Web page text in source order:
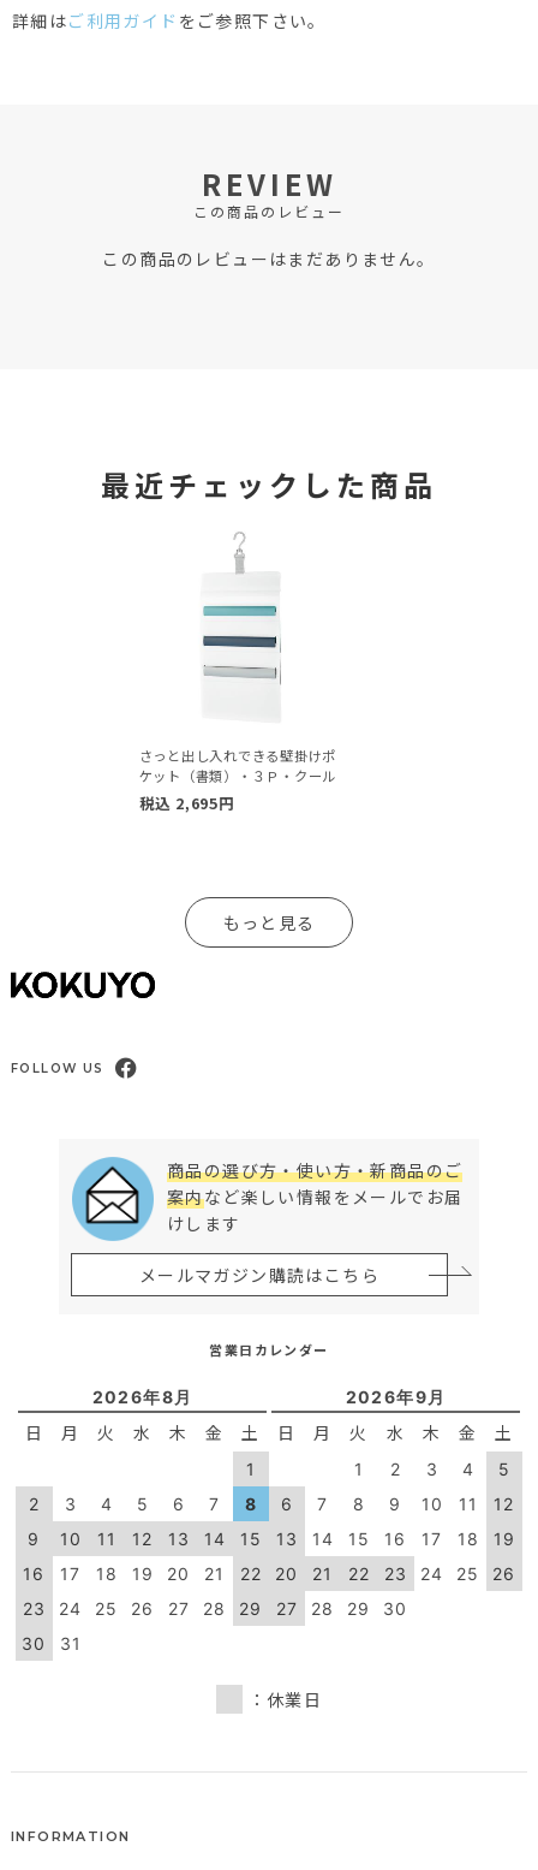
詳細はご利用ガイド をご参照下さい。
REVIEW
この商品のレビュー
この商品のレビューはまだありません。
最近チェックした商品
さっと出し入れできる壁掛けポ
ケット（書類）・３Ｐ・クール
税込 2,695円
もっと見る
FOLLOW US
商品の選び方・使い方・新商品のご
案内など楽しい情報をメールでお届
けします
メールマガジン購読はこちら
営業日カレンダー
2026年8月
日 月 火 水 木 金 土
1
2
3 4 5 6 7
8
9
10 11 12 13 14
15
16
17 18 19 20 21
22
23
24 25 26 27 28
29
30
31
2026年9月
日 月 火 水 木 金 土
1 2 3 4
5
6
7 8 9 10 11
12
13
14 15 16 17 18
19
20
21 22 23 24 25
26
27
28 29 30
：休業日
INFORMATION